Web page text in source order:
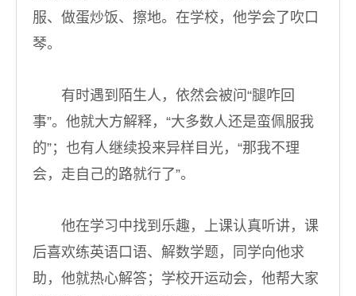
服、做蛋炒饭、擦地。在学校，他学会了吹口
琴。
有时遇到陌生人，依然会被问“腿咋回
事”。他就大方解释，“大多数人还是蛮佩服我
的”；也有人继续投来异样目光，“那我不理
会，走自己的路就行了”。
他在学习中找到乐趣，上课认真听讲，课
后喜欢练英语口语、解数学题，同学向他求
助，他就热心解答；学校开运动会，他帮大家